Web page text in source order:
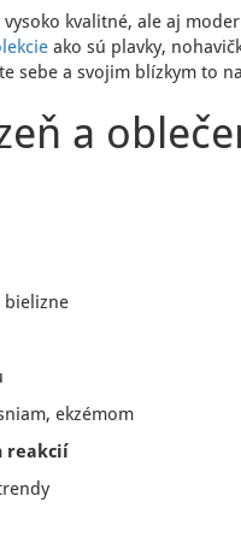
kvalitné, ale aj
ako sú plavky,
sebe a svojim blízkym to
a
ekzémom
reakcií